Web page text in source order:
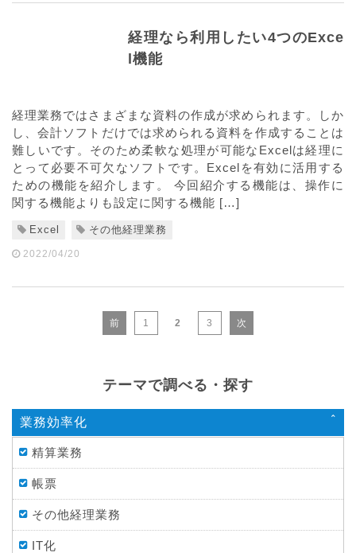
経理なら利用したい4つのExce
l機能
経理業務ではさまざまな資料の作成が求められます。しか
し、会計ソフトだけでは求められる資料を作成することは
難しいです。そのため柔軟な処理が可能なExcelは経理に
とって必要不可欠なソフトです。Excelを有効に活用する
ための機能を紹介します。 今回紹介する機能は、操作に
関する機能よりも設定に関する機能 […]
Excel その他経理業務
2022/04/20
前 1 2 3 次
テーマで調べる・探す
業務効率化
精算業務
帳票
その他経理業務
IT化